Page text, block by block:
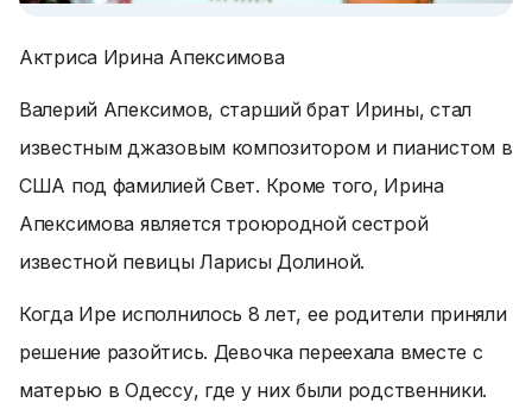
Актриса Ирина Апексимова
Валерий Апексимов, старший брат Ирины, стал
известным джазовым композитором и пианистом в
США под фамилией Свет. Кроме того, Ирина
Апексимова является троюродной сестрой
известной певицы Ларисы Долиной.
Когда Ире исполнилось 8 лет, ее родители приняли
решение разойтись. Девочка переехала вместе с
матерью в Одессу, где у них были родственники.